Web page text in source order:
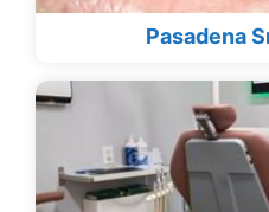
Pasadena